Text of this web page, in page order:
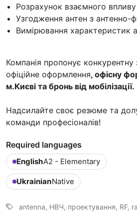
Розрахунок взаємного впливу
Узгодження антен з антенно-
Вимірювання характеристик
Компанія пропонує конкурентну
офіційне оформлення, офісну
м.Києві та бронь від мобілізації.
Надсилайте своє резюме та
команди професіоналів!
Required languages
EnglishA2 - Elementary
UkrainianNative
antenna, НВЧ, проектування, RF,